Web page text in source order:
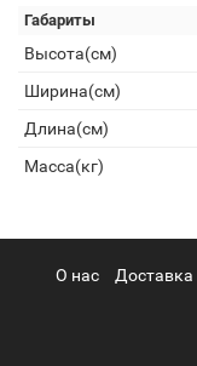
Габариты
Высота(см)
Ширина(см)
Длина(см)
Масса(кг)
О нас Доставка